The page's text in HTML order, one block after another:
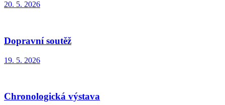
20. 5. 2026
Dopravní soutěž
19. 5. 2026
Chronologická výstava